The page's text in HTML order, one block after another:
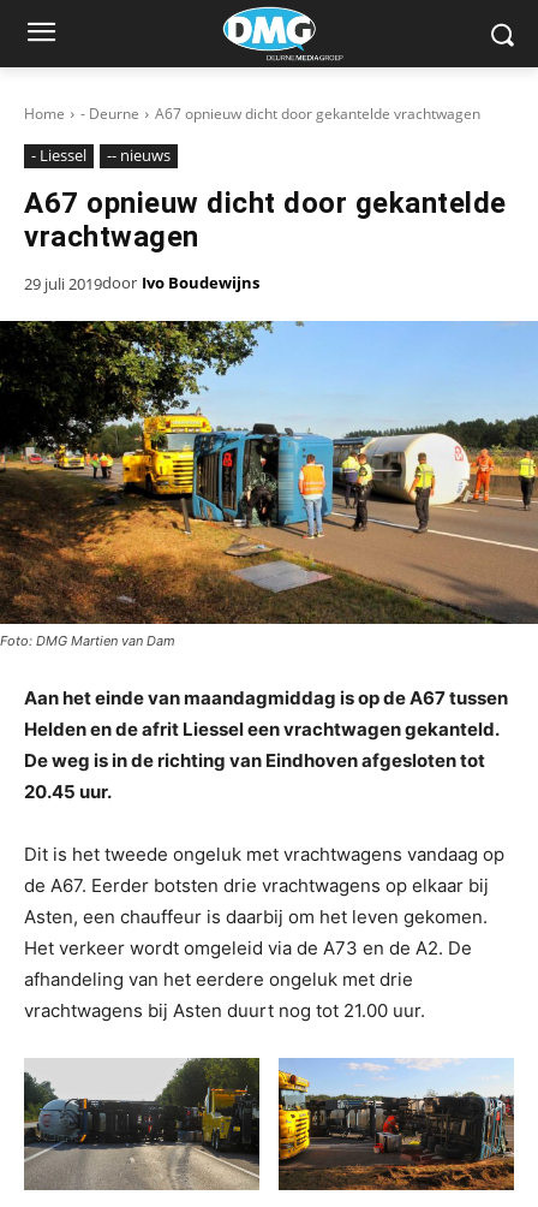
Home - Deurne A67 opnieuw dicht door gekantelde vrachtwagen
- Liessel -- nieuws
A67 opnieuw dicht door gekantelde
vrachtwagen
29 juli 2019door Ivo Boudewijns
Foto: DMG Martien van Dam
Aan het einde van maandagmiddag is op de A67 tussen
Helden en de afrit Liessel een vrachtwagen gekanteld.
De weg is in de richting van Eindhoven afgesloten tot
20.45 uur.
Dit is het tweede ongeluk met vrachtwagens vandaag op
de A67. Eerder botsten drie vrachtwagens op elkaar bij
Asten, een chauffeur is daarbij om het leven gekomen.
Het verkeer wordt omgeleid via de A73 en de A2. De
afhandeling van het eerdere ongeluk met drie
vrachtwagens bij Asten duurt nog tot 21.00 uur.